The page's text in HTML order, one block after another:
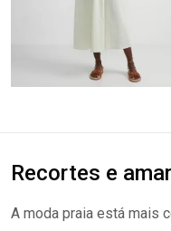
Recortes e
A moda praia está mais